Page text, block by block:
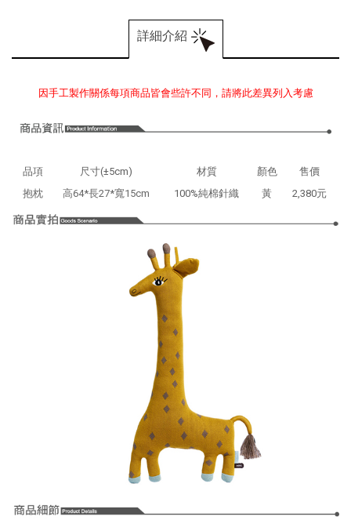
詳細介紹
因手工製作關係每項商品皆會些許不同，請將此差異列入考慮
品項 尺寸(±5cm) 材質 顏色
售價
抱枕
高64*長27*寬15cm 100%純棉針織 黃 2,380元